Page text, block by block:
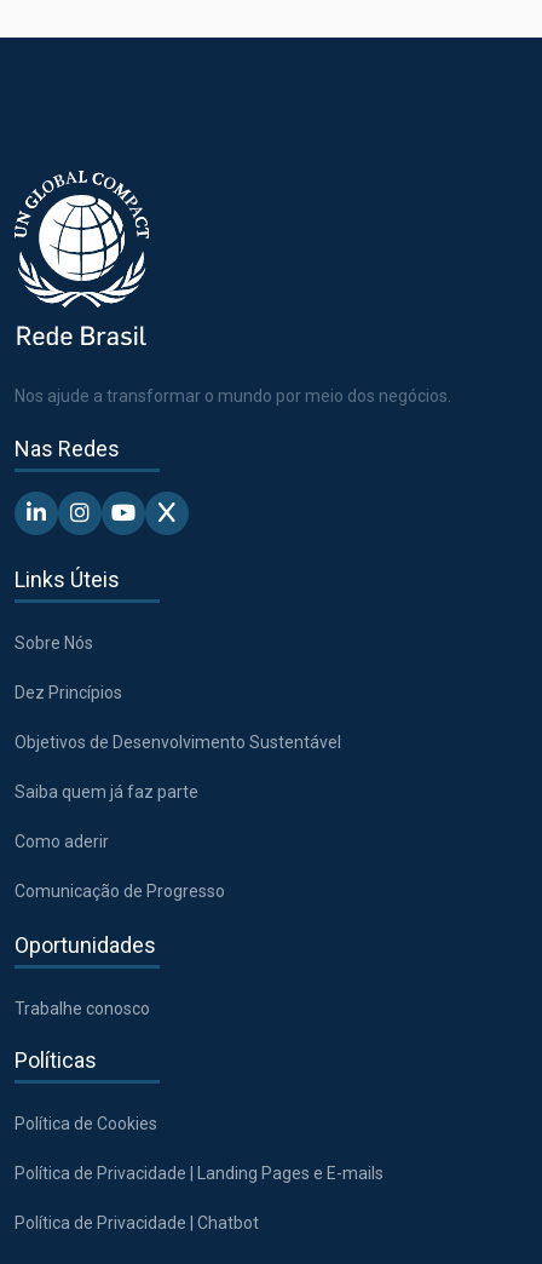
Nos ajude a transformar o mundo por meio dos negócios.
Nas Redes
Linkedin - Pacto Global BR
Instagram - Pacto Global BR
Youtube - Pacto Global BR
X - Pacto Global BR
Links Úteis
Sobre Nós
Dez Princípios
Objetivos de Desenvolvimento Sustentável
Saiba quem já faz parte
Como aderir
Comunicação de Progresso
Oportunidades
Trabalhe conosco
Políticas
Política de Cookies
Política de Privacidade | Landing Pages e E-mails
Política de Privacidade | Chatbot